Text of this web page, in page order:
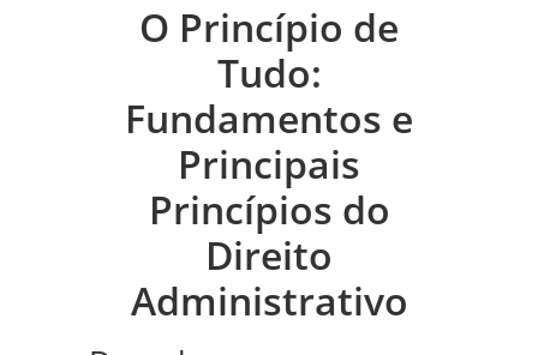
O Princípio de
Tudo:
Fundamentos e
Principais
Princípios do
Direito
Administrativo